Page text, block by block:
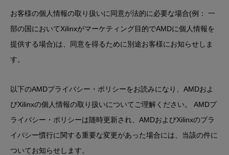
お客様の個人情報の取り扱いに同意が法的に必要な場合(例： 一
部の国においてXilinxがマーケティング目的でAMDに個人情報を
提供する場合)は、同意を得るために別途お客様にお知らせしま
す。
以下のAMDプライバシー・ポリシーをお読みになり、AMDおよ
びXilinxの個人情報の取り扱いについてご理解ください。 AMDプ
ライバシー・ポリシーは随時更新され、AMDおよびXilinxのプラ
イバシー慣行に関する重要な変更があった場合には、当該の件に
ついてお知らせします。